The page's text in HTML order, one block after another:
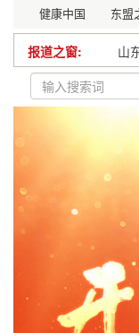
健康中国
东盟
报道之窗:
国
换
推
“
超